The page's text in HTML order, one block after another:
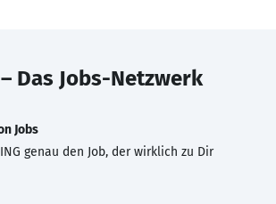
– Das Jobs-Netzwerk
Jobs
genau den Job, der wirklich zu Dir